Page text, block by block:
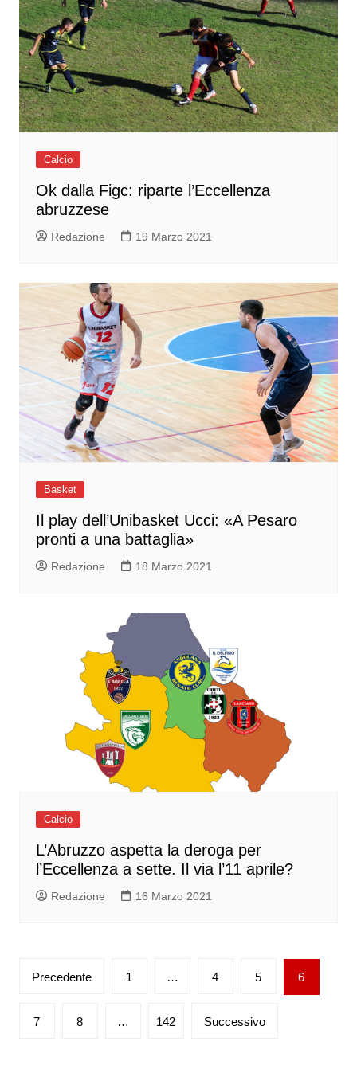
Calcio
Ok dalla Figc: riparte l’Eccellenza
abruzzese
Redazione 19 Marzo 2021
Basket
Il play dell’Unibasket Ucci: «A Pesaro
pronti a una battaglia»
Redazione 18 Marzo 2021
Calcio
L’Abruzzo aspetta la deroga per
l’Eccellenza a sette. Il via l’11 aprile?
Redazione 16 Marzo 2021
Paginazione
articoli
Precedente 1 … 4 5 6
7 8 … 142 Successivo